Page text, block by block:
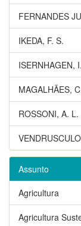
FERNANDES
IKEDA, F. S.
ISERNHAGEN, I.
MAGALHÃES,
ROSSONI, A. L.
Assunto
Agricultura
Agricultura